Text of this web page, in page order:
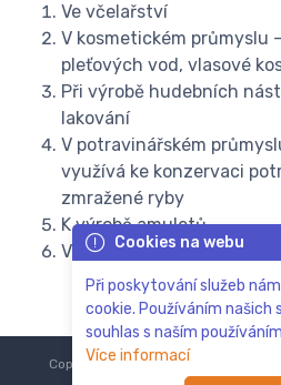
Ve včelařství
V kosmetickém průmyslu
pleťových vod, vlasové
Při výrobě hudebních
lakování
V potravinářském
využívá ke konzervaci
zmražené ryby
K výrobě amuletů
Ve veterinární medicíně
Cookies na webu
Při poskytování služeb
cookie. Používáním našich
souhlas s naším
Více informací
Copyright © 2018-2024